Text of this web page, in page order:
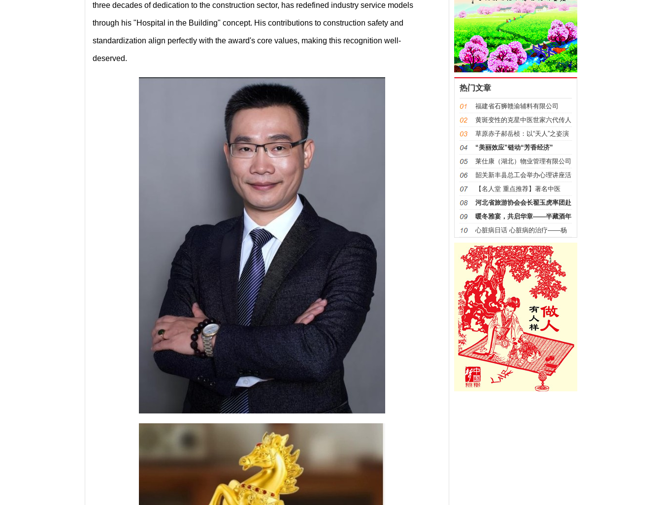
three decades of dedication to the construction sector, has redefined industry service models
through his "Hospital in the Building" concept. His contributions to construction safety and
standardization align perfectly with the award's core values, making this recognition well-
deserved.
热门文章
福建省石狮赣渝辅料有限公司
黄斑变性的克星中医世家六代传人
——梁振华院长
草原赤子郝岳桢：以“天人”之姿演
绎革命精神，用艺术
“美丽效应”链动“芳香经济”
莱仕康（湖北）物业管理有限公司
盛大开业
韶关新丰县总工会举办心理讲座活
动 惠及 200多名职工
【名人堂 重点推荐】著名中医
——李春江
河北省旅游协会会长翟玉虎率团赴
张家口体文旅集团指导
暖冬雅宴，共启华章——半藏酒年
终答谢宴暨“铁红梁”
心脏病日话 心脏病的治疗——杨
俊耀